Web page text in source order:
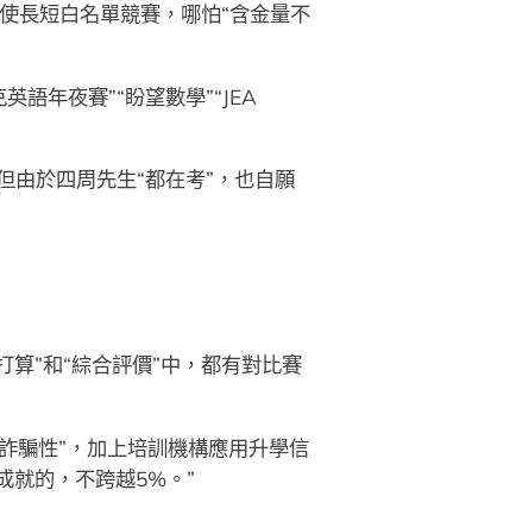
長短白名單競賽，哪怕“含金量不
語年夜賽”“盼望數學”“JEA
由於四周先生“都在考”，也自願
算”和“綜合評價”中，都有對比賽
騙性”，加上培訓機構應用升學信
就的，不跨越5%。”